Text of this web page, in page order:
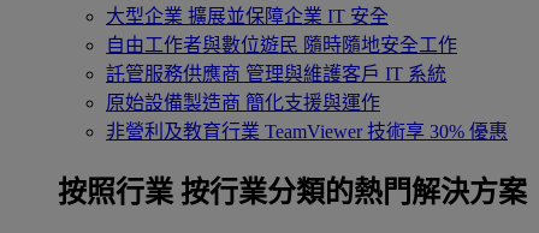
大型企業 擴展並保障企業 IT 安全
自由工作者與數位遊民 隨時隨地安全工作
託管服務供應商 管理與維護客戶 IT 系統
原始設備製造商 簡化支援與運作
非營利及教育行業 TeamViewer 技術享 30% 優惠
按照行業 按行業分類的熱門解決方案